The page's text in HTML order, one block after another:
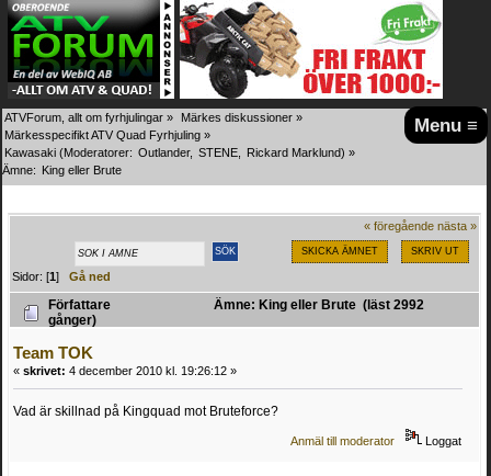
Menu ≡
ATVForum, allt om fyrhjulingar » Märkes diskussioner »
Märkesspecifikt ATV Quad Fyrhjuling »
Kawasaki (Moderatorer: Outlander, STENE Rickard Marklund) »
Ämne: King eller Brute
« föregående nästa »
SKICKA ÄMNET SKRIV UT
Sidor: [1]Gå ned
Författare
Ämne: King eller Brute (läst 2992
gånger)
Team TOK
« skrivet: 4 december 2010 kl. 19:26:12 »
Vad är skillnad på Kingquad mot Bruteforce?
Anmäl till moderator Loggat